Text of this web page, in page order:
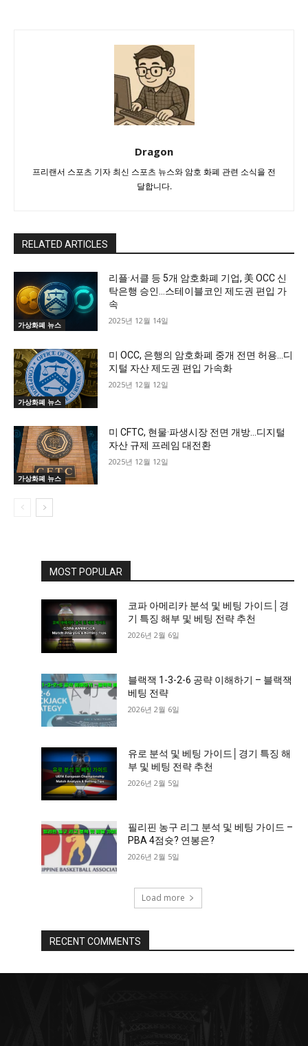
Dragon
프리랜서 스포츠 기자 최신 스포츠 뉴스와 암호 화폐 관련 소식을 전
달합니다.
RELATED ARTICLES
가상화폐 뉴스
리플·서클 등 5개 암호화폐 기업, 美 OCC 신
탁은행 승인…스테이블코인 제도권 편입 가
속
2025년 12월 14일
가상화폐 뉴스
미 OCC, 은행의 암호화폐 중개 전면 허용…디
지털 자산 제도권 편입 가속화
2025년 12월 12일
가상화폐 뉴스
미 CFTC, 현물·파생시장 전면 개방…디지털
자산 규제 프레임 대전환
2025년 12월 12일
MOST POPULAR
코파 아메리카 분석 및 베팅 가이드│경
기 특징 해부 및 베팅 전략 추천
2026년 2월 6일
블랙잭 1-3-2-6 공략 이해하기 – 블랙잭
베팅 전략
2026년 2월 6일
유로 분석 및 베팅 가이드│경기 특징 해
부 및 베팅 전략 추천
2026년 2월 5일
필리핀 농구 리그 분석 및 베팅 가이드 –
PBA 4점슛? 연봉은?
2026년 2월 5일
Load more
RECENT COMMENTS